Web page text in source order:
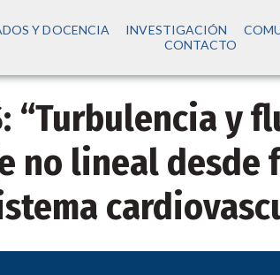
Y DOCENCIA INVESTIGACIÓN
CONTACTO
“Turbulencia y
no lineal desde